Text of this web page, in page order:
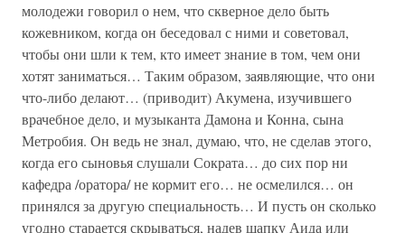
молодежи говорил о нем, что скверное дело быть
кожевником, когда он беседовал с ними и советовал,
чтобы они шли к тем, кто имеет знание в том, чем они
хотят заниматься… Таким образом, заявляющие, что они
что-либо делают… (приводит) Акумена, изучившего
врачебное дело, и музыканта Дамона и Конна, сына
Метробия. Он ведь не знал, думаю, что, не сделав этого,
когда его сыновья слушали Сократа… до сих пор ни
кафедра /оратора/ не кормит его… не осмелился… он
принялся за другую специальность… И пусть он сколько
угодно старается скрываться, надев шапку Аида или